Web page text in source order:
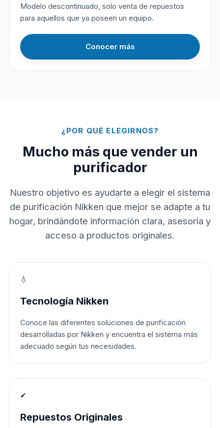
Modelo descontinuado, solo venta de repuestos
para aquellos que ya poseen un equipo.
Conocer más
¿POR QUÉ ELEGIRNOS?
Mucho más que vender un
purificador
Nuestro objetivo es ayudarte a elegir el sistema
de purificación Nikken que mejor se adapte a tu
hogar, brindándote información clara, asesoría y
acceso a productos originales.
💧
Tecnología Nikken
Conoce las diferentes soluciones de purificación
desarrolladas por Nikken y encuentra el sistema más
adecuado según tus necesidades.
✔
Repuestos Originales